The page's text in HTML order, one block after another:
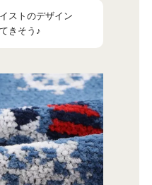
ストのデザイン